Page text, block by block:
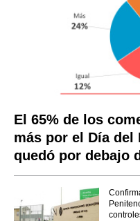
El 65% de los
más por el Día del
quedó por debajo